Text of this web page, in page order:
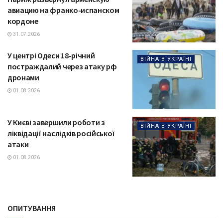
авиацию на франко-испанском
кордоне
31.07.2026
ВІЙНА В УКРАЇНІ
У центрі Одеси 18-річний
постраждалий через атаку рф
дронами
01.08.2026
ВІЙНА В УКРАЇНІ
У Києві завершили роботи з
ліквідації наслідків російської
атаки
01.08.2026
ОПИТУВАННЯ